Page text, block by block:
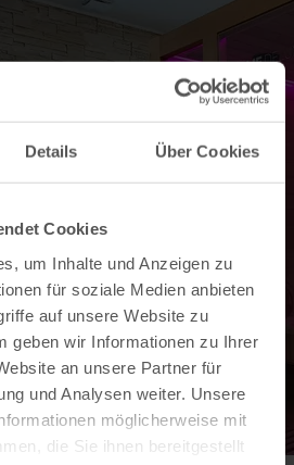
Details Über Cookies
Cookies
um Inhalte und Anzeigen zu
für soziale Medien anbieten
auf unsere Website zu
geben wir Informationen zu Ihrer
an unsere Partner für
und Analysen weiter. Unsere
möglicherweise mit
die Sie ihnen bereitgestellt